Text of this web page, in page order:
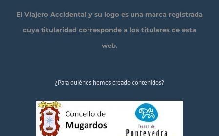
El Viajero Accidental y su logo es una marca registrada
cuya titularidad corresponde a los titulares de esta
web.
¿Para quiénes hemos creado contenidos?